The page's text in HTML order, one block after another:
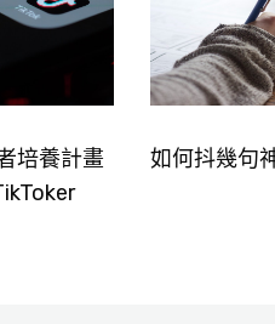
培養計畫
如何抖幾句